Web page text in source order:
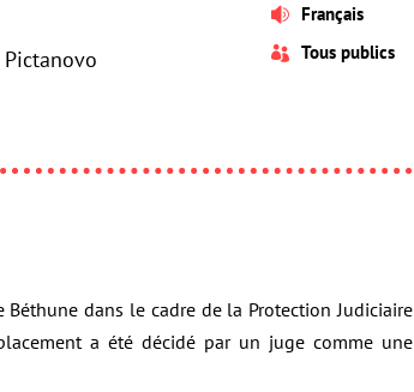
Pictanovo
 Français
 Tous publics
Béthune dans le cadre de la Protection Judiciaire
a été décidé par un juge comme une